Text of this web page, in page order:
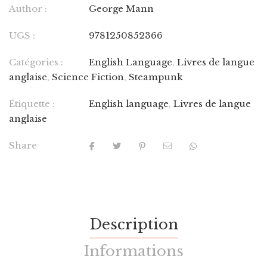
Author :
George Mann
UGS : 9781250852366
Catégories : English Language, Livres de langue
anglaise, Science Fiction, Steampunk
Étiquette : English language, Livres de langue
anglaise
Share
Description
Informations